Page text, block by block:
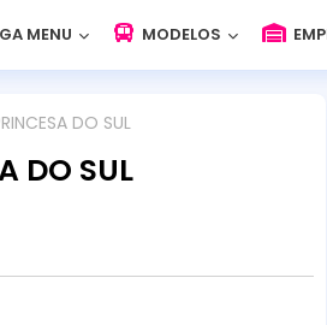
MENU MODELOS
DO SUL
DO SUL